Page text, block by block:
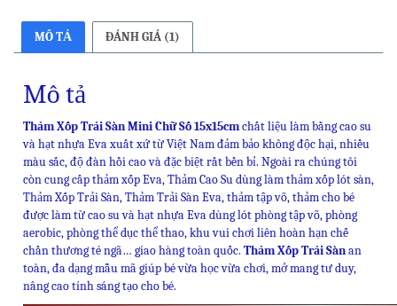
MÔ TẢ ĐÁNH GIÁ (1)
Mô tả
Thảm Xốp Trải Sàn Mini Chữ Số 15x15cmchất liệu làm bằng cao su
và hạt nhựa Eva xuất xứ từ Việt Nam đảm bảo không độc hại, nhiều
màu sắc, độ đàn hồi cao và đặc biệt rất bền bỉ. Ngoài ra chúng tôi
còn cung cấp thảm xốp Eva, Thảm Cao Su dùng làm thảm xốp lót sàn,
Thảm Xốp Trải Sàn, Thảm Trải Sàn Eva, thảm tập võ, thảm cho bé
được làm từ cao su và hạt nhựa Eva dùng lót phòng tập võ, phòng
aerobic, phòng thể dục thể thao, khu vui chơi liên hoàn hạn chế
chấn thương té ngã… giao hàng toàn quốc. Thảm Xốp Trải Sànan
toàn, đa dạng mẫu mã giúp bé vừa học vừa chơi, mở mang tư duy,
nâng cao tính sáng tạo cho bé.